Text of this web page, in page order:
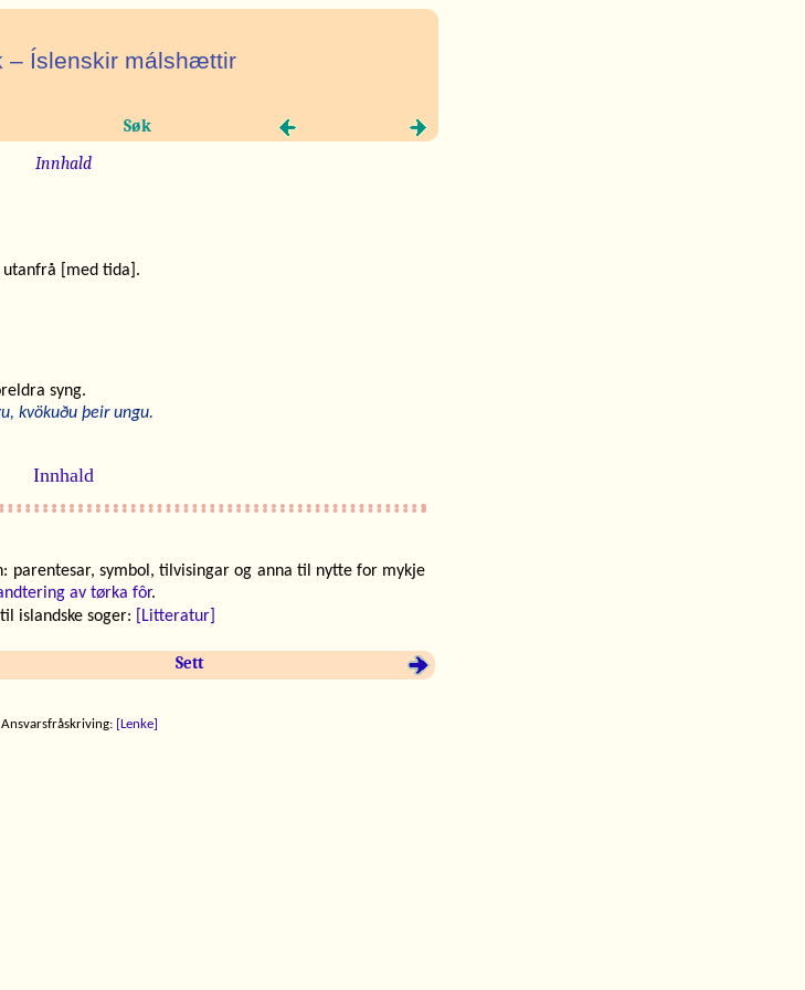
– Íslenskir málshættir
Søk
Innhald
[med tida].
syng.
kvökuðu þeir ungu.
Innhald
parentesar, symbol, tilvisingar og anna til nytte for mykje
av tørka fôr.
islandske soger: [Litteratur]
Sett
[Lenke]